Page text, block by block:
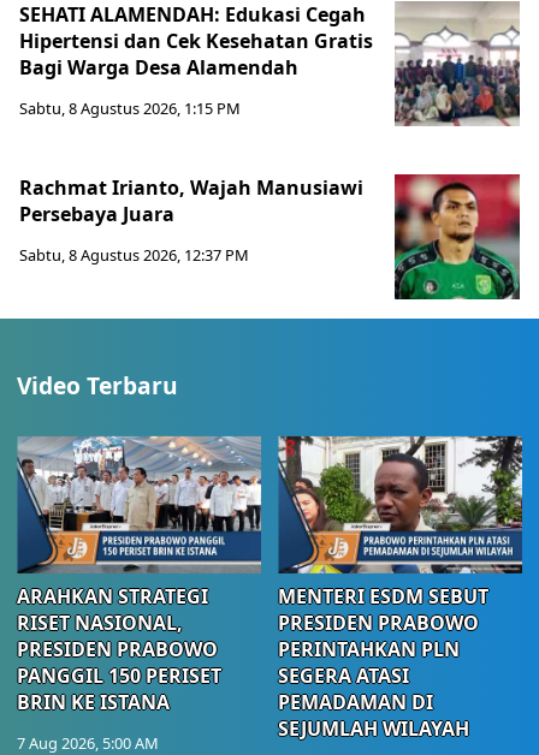
SEHATI ALAMENDAH: Edukasi Cegah
Hipertensi dan Cek Kesehatan Gratis
Bagi Warga Desa Alamendah
Sabtu, 8 Agustus 2026, 1:15 PM
Rachmat Irianto, Wajah Manusiawi
Persebaya Juara
Sabtu, 8 Agustus 2026, 12:37 PM
Video Terbaru
ARAHKAN STRATEGI
RISET NASIONAL,
PRESIDEN PRABOWO
PANGGIL 150 PERISET
BRIN KE ISTANA
7 Aug 2026, 5:00 AM
MENTERI ESDM SEBUT
PRESIDEN PRABOWO
PERINTAHKAN PLN
SEGERA ATASI
PEMADAMAN DI
SEJUMLAH WILAYAH